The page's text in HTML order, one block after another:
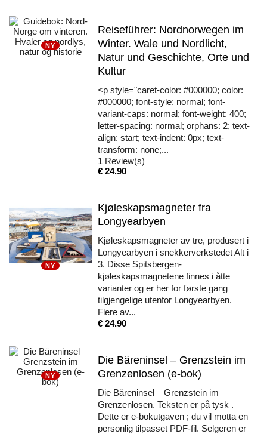
NY
Reiseführer: Nordnorwegen im
Winter. Wale und Nordlicht,
Natur und Geschichte, Orte und
Kultur
<p style="caret-color: #000000; color:
#000000; font-style: normal; font-
variant-caps: normal; font-weight: 400;
letter-spacing: normal; orphans: 2; text-
align: start; text-indent: 0px; text-
transform: none;...
1 Review(s)
Pris
€ 24.90
NY
Kjøleskapsmagneter fra
Longyearbyen
Kjøleskapsmagneter av tre, produsert i
Longyearbyen i snekkerverkstedet Alt i
3. Disse Spitsbergen-
kjøleskapsmagnetene finnes i åtte
varianter og er her for første gang
tilgjengelige utenfor Longyearbyen.
Flere av...
Pris
€ 24.90
NY
Die Bäreninsel – Grenzstein im
Grenzenlosen (e-bok)
Die Bäreninsel – Grenzstein im
Grenzenlosen. Teksten er på tysk .
Dette er e-bokutgaven ; du vil motta en
personlig tilpasset PDF-fil. Selgeren er